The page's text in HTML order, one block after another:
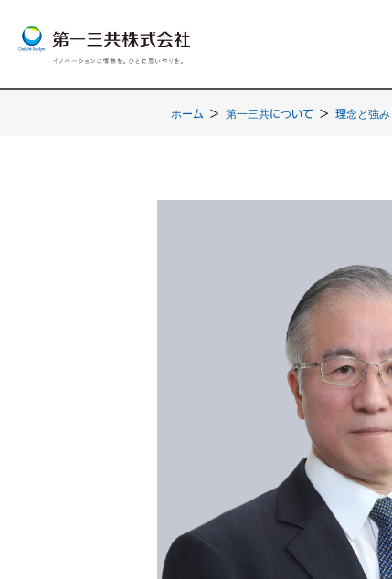
ホーム > 第一三共について > 理念と強み